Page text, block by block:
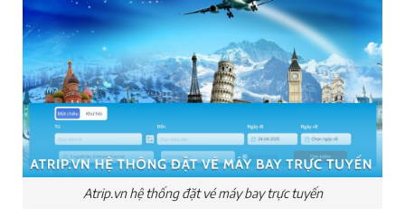
Atrip.vn hệ thống đặt vé máy bay trực tuyến